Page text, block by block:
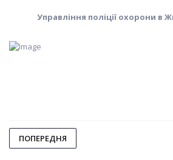
Управління поліції охорони в
ПОПЕРЕДНЯ